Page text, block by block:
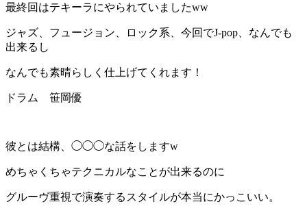
最終回はテキーラにやられていましたww
ジャズ、フュージョン、ロック系、今回でJ-pop、なんでも
出来るし
なんでも素晴らしく仕上げてくれます！
ドラム 笹岡優
彼とは結構、◯◯◯な話をしますw
めちゃくちゃテクニカルなことが出来るのに
グルーヴ重視で演奏するスタイルが本当にかっこいい。